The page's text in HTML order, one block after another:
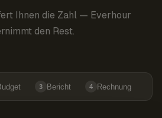
Ihnen die Zahl — Everhour
den Rest.
3 Bericht 4 Rechnung